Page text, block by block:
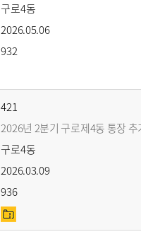
구로4동
2026.05.06
932
421
2026년 2분기 구로제4동 통장 추
구로4동
2026.03.09
936